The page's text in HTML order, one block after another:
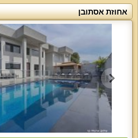
אחוזת אסתובן